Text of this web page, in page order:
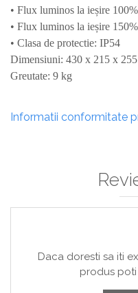
• Flux luminos la ieșire
• Flux luminos la ieșire
• Clasa de protectie: IP54
Dimensiuni: 430 x 215 x
Greutate: 9 kg
Informatii conformitate
Daca doresti sa iti
produs poti